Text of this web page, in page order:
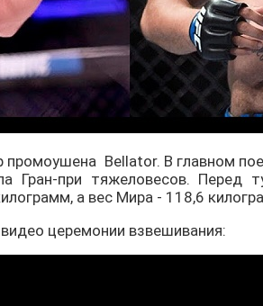
промоушена Bellator. В главном
Гран-при тяжеловесов. Перед
а вес Мира - 118,6
церемонии взвешивания: